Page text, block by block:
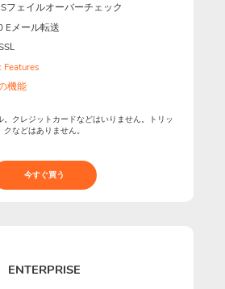
フェイルオーバーチェック
Eメール転送
Features
機能
。クレジットカードなどはいりません。トリッ
クなどはありません。
今すぐ買う
ENTERPRISE